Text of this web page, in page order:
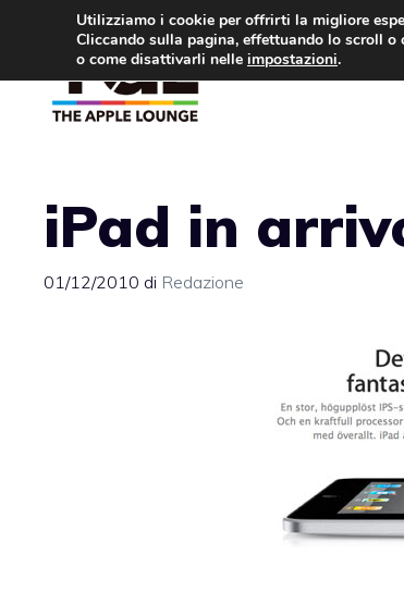
contenuto
iPad in
01/12/2010 di Redazione
Utilizziamo i cookie per offrirti la migliore
Cliccando sulla pagina, effettuando lo scroll
o come disattivarli nelle impostazioni.